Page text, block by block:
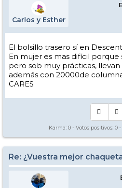
Carlos y Esther
El bolsillo trasero sí en
En mujer es mas difícil porque
pero sob muy prácticas,
además con 20000de
CARES
Karma: 0 - Votos positivos: 0 -
Re: ¿Vuestra mejor